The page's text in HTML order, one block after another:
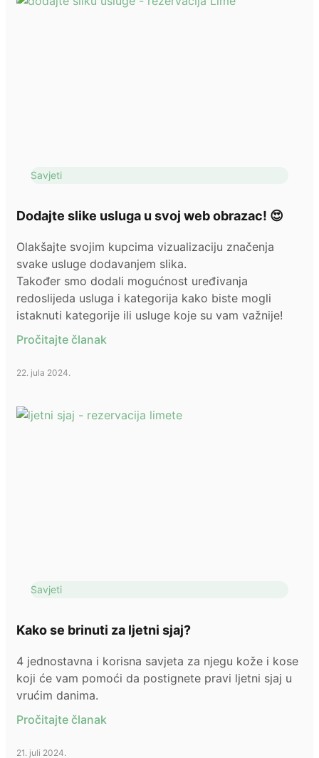
Savjeti
Dodajte slike usluga u svoj web obrazac! 😍
Olakšajte svojim kupcima vizualizaciju značenja
svake usluge dodavanjem slika.
Također smo dodali mogućnost uređivanja
redoslijeda usluga i kategorija kako biste mogli
istaknuti kategorije ili usluge koje su vam važnije!
Pročitajte članak
22. jula 2024.
Savjeti
Kako se brinuti za ljetni sjaj?
4 jednostavna i korisna savjeta za njegu kože i kose
koji će vam pomoći da postignete pravi ljetni sjaj u
vrućim danima.
Pročitajte članak
21. juli 2024.